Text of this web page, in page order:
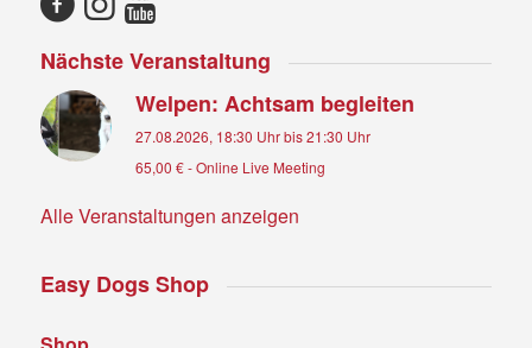
Nächste Veranstaltung
Welpen: Achtsam begleiten
27.08.2026, 18:30 Uhrbis21:30 Uhr
65,00 €-Online Live Meeting
Alle Veranstaltungen anzeigen
Easy Dogs Shop